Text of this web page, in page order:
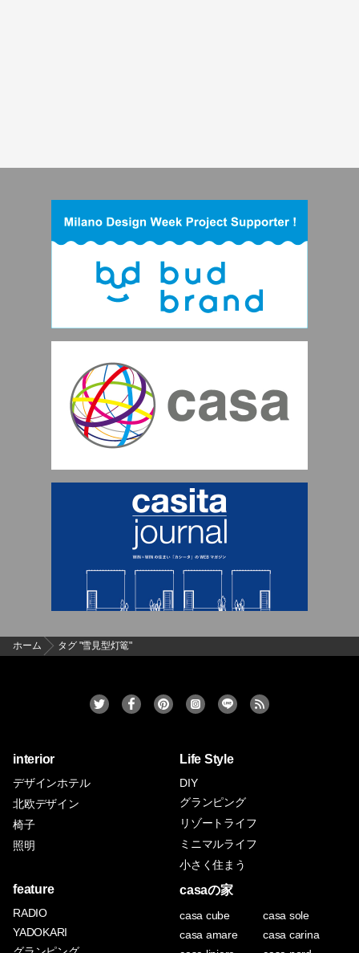
ホーム タグ "雪見型灯篭"
interior
デザインホテル
北欧デザイン
椅子
照明
Life Style
DIY
グランピング
リゾートライフ
ミニマルライフ
小さく住まう
feature
RADIO
YADOKARI
casaの家
casa cube
casa sole
casa amare
casa carina